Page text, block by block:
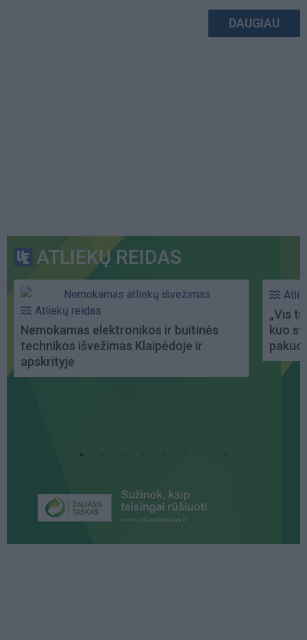
DAUGIAU
ATLIEKŲ REIDAS
Atliekų reidas
Nemokamas elektronikos ir buitinės
technikos išvežimas Klaipėdoje ir
apskrityje
„Vis
kuo